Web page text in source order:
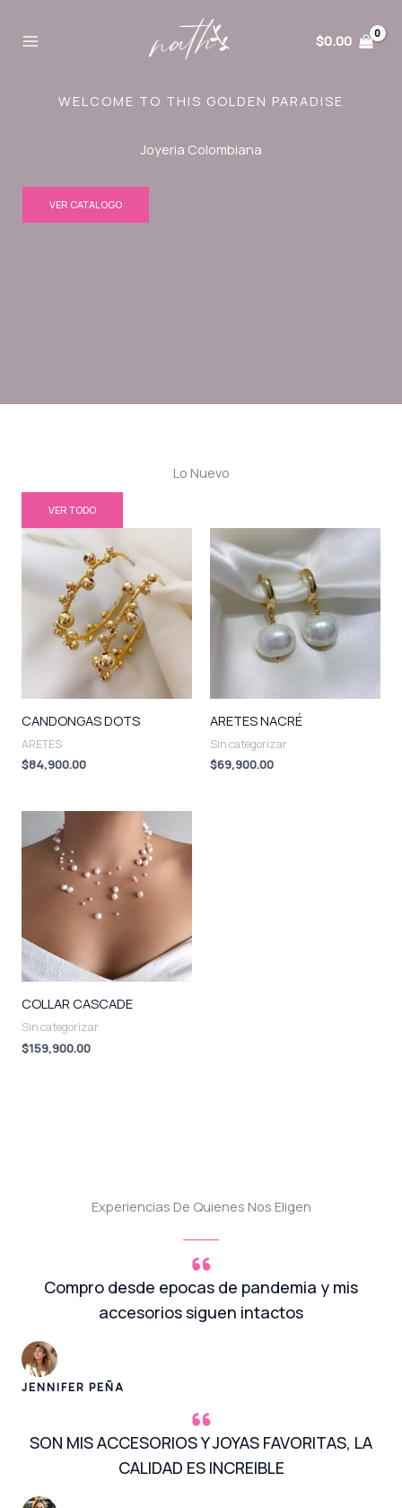
$0.00
WELCOME TO THIS GOLDEN PARADISE
Joyeria Colombiana
VER CATALOGO
Lo Nuevo
VER TODO
CANDONGAS DOTS
ARETES
$84,900.00
ARETES NACRÉ
Sin categorizar
$69,900.00
COLLAR CASCADE
Sin categorizar
$159,900.00
Experiencias De Quienes Nos Eligen
Compro desde epocas de pandemia y mis
accesorios siguen intactos
JENNIFER PEÑA
SON MIS ACCESORIOS Y JOYAS FAVORITAS, LA
CALIDAD ES INCREIBLE